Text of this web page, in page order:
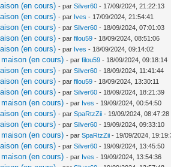
(en cours) - parSilver60 - 17/09/2024, 21:22:13
(en cours) - par Ives - 17/09/2024, 21:54:41
(en cours) - parSilver60 - 18/09/2024, 07:01:03
(en cours) - parfilou59 - 18/09/2024, 08:51:06
(en cours) - par Ives - 18/09/2024, 09:14:02
(en cours) - parfilou59 - 18/09/2024, 09:18:14
(en cours) - parSilver60 - 18/09/2024, 11:41:44
(en cours) - parfilou59 - 18/09/2024, 13:30:11
(en cours) - parSilver60 - 18/09/2024, 18:21:39
(en cours) - par Ives - 19/09/2024, 00:54:50
(en cours) - parSpaRtzZii - 19/09/2024, 08:47:28
(en cours) - parSilver60 - 19/09/2024, 09:33:10
(en cours) - parSpaRtzZii - 19/09/2024,
(en cours) - parSilver60 - 19/09/2024, 13:45:50
(en cours) - par Ives - 19/09/2024, 13:54:36